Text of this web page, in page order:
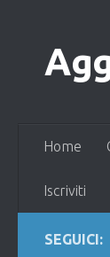
Home
Iscriviti
SEGUICI: